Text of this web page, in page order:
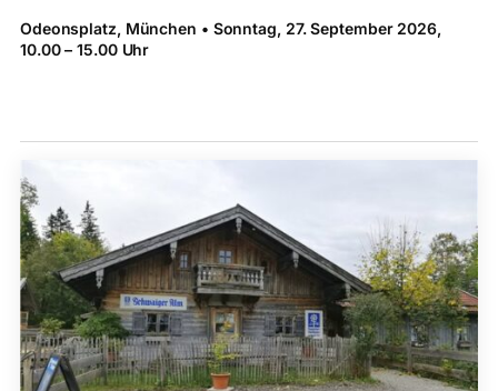
Odeonsplatz, München • Sonntag, 27. ­September 2026,
10.00 – 15.00 Uhr